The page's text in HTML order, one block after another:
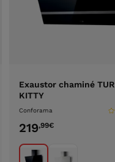
Exaustor chaminé
KITTY
Conforama
219,99€